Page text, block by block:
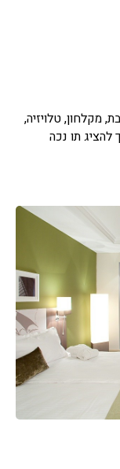
מקלחון, טלויזיה,
להציג תו נכה